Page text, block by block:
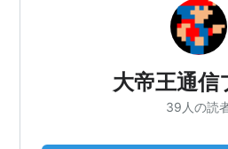
大帝王通信
39人の読